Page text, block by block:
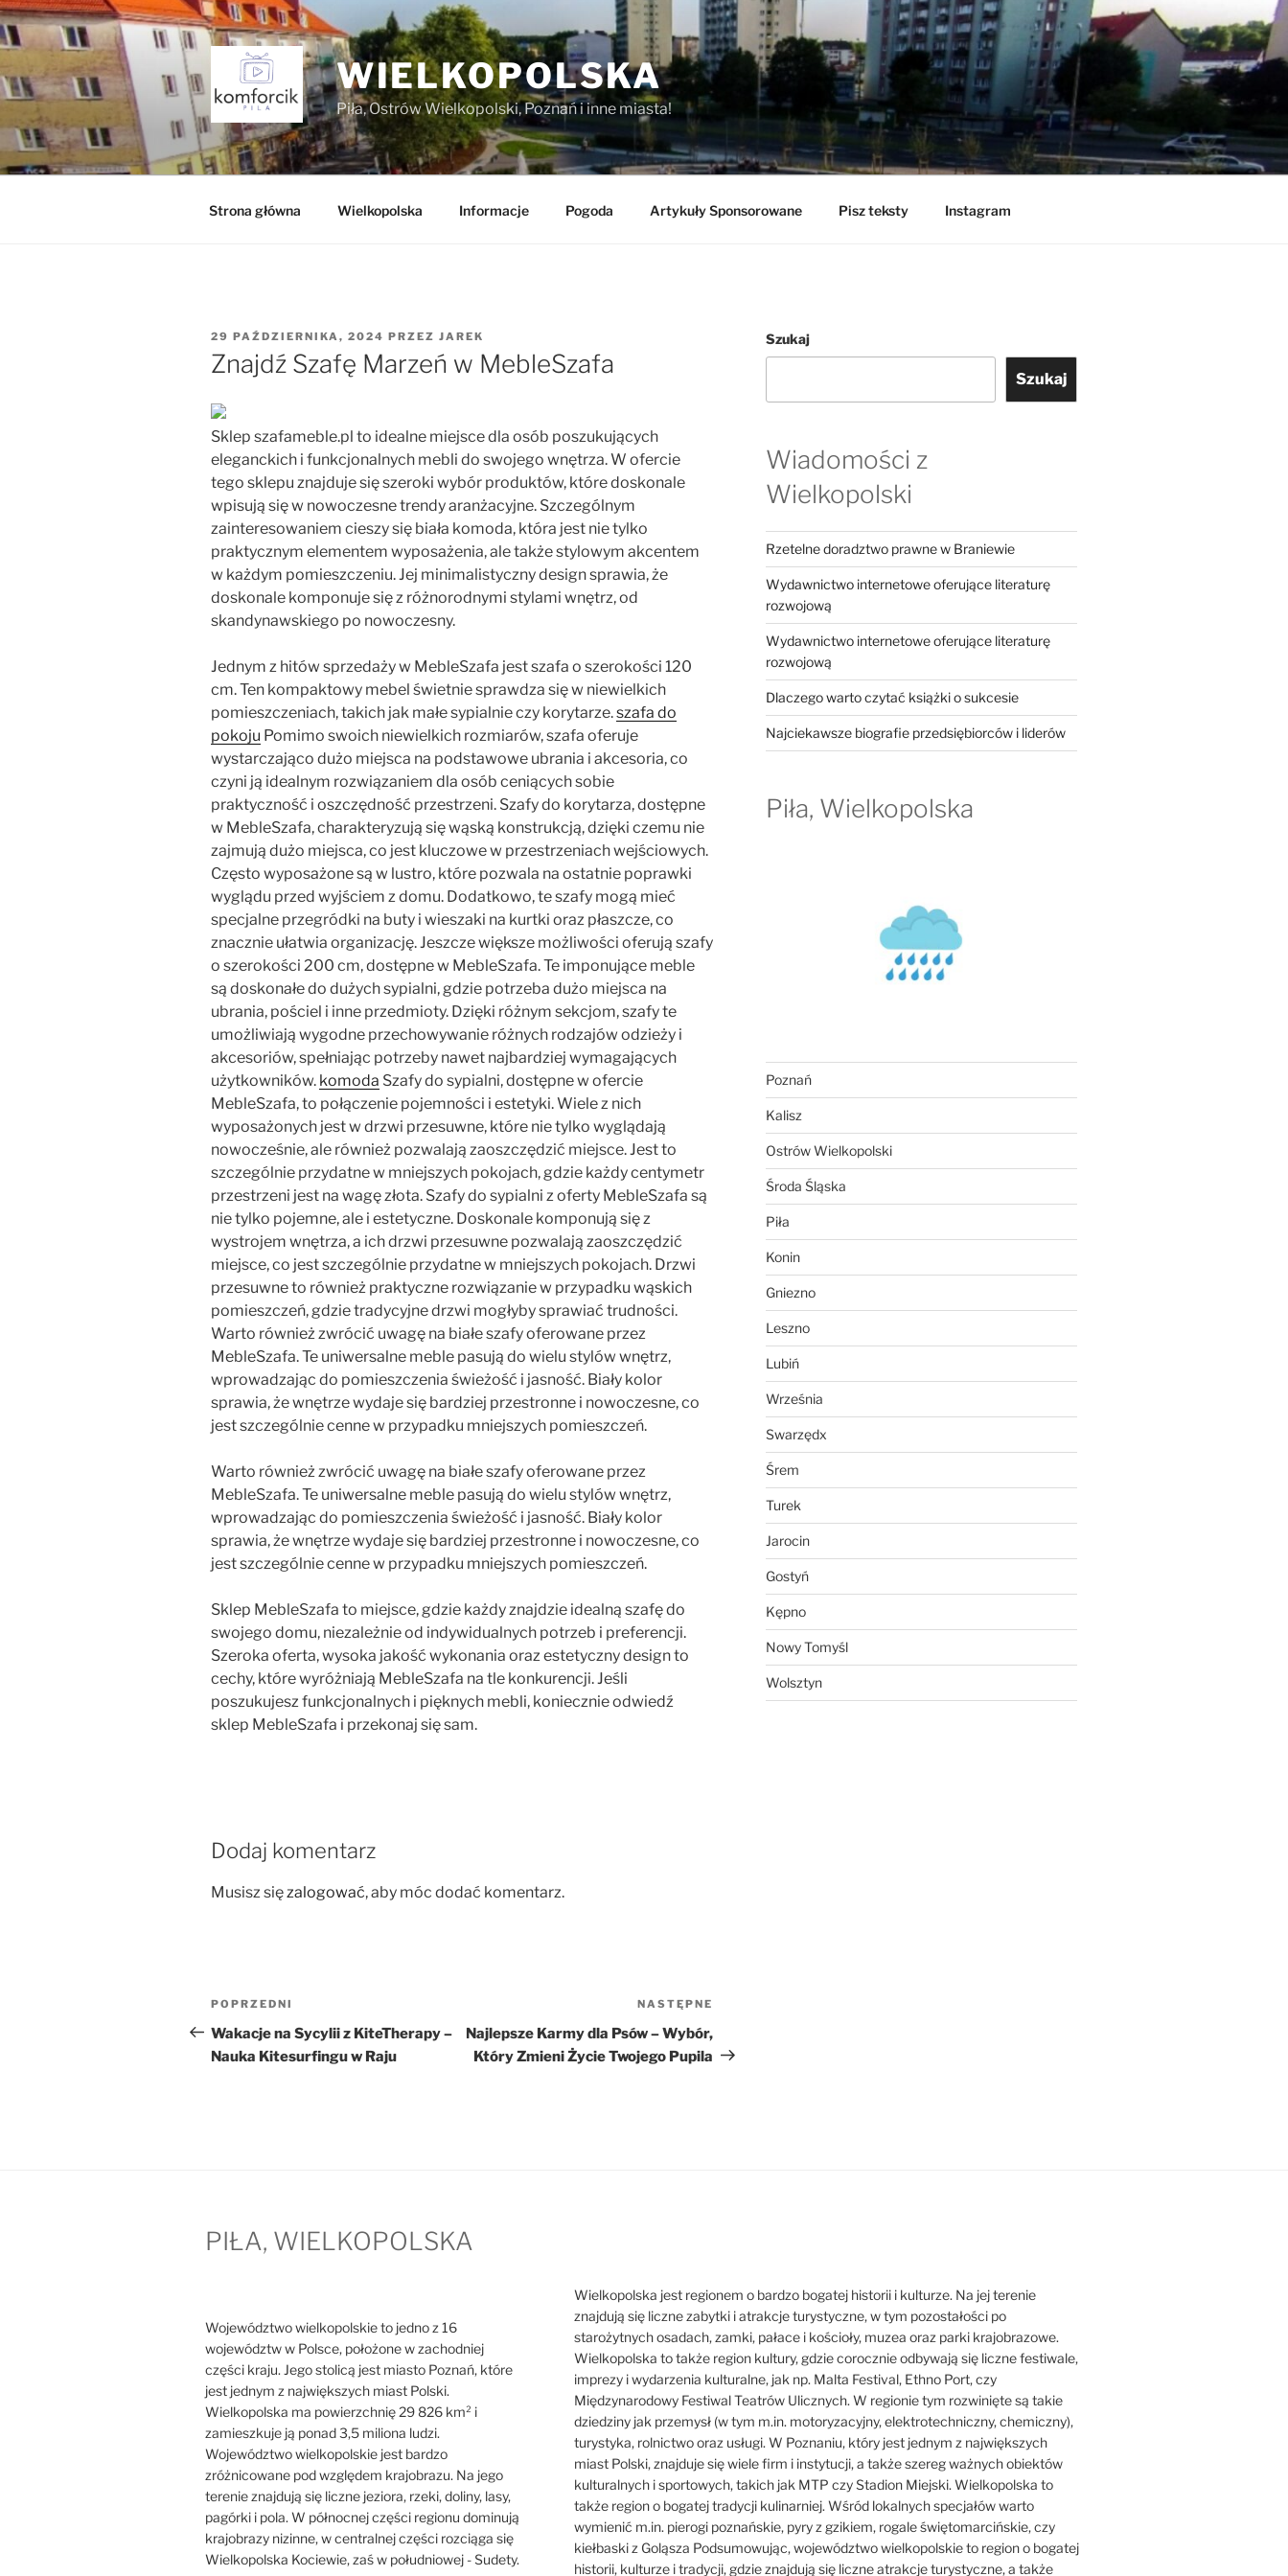
Przejdź
do
treści
WIELKOPOLSKA
Piła, Ostrów Wielkopolski, Poznań i inne miasta!
Strona główna Wielkopolska Informacje Pogoda Artykuły Sponsorowane Pisz teksty Instagram
OPUBLIKOWANE
W
29 PAŹDZIERNIKA, 2024 PRZEZ JAREK
Znajdź Szafę Marzeń w MebleSzafa
Sklep szafameble.pl to idealne miejsce dla osób poszukujących
eleganckich i funkcjonalnych mebli do swojego wnętrza. W ofercie
tego sklepu znajduje się szeroki wybór produktów, które doskonale
wpisują się w nowoczesne trendy aranżacyjne. Szczególnym
zainteresowaniem cieszy się biała komoda, która jest nie tylko
praktycznym elementem wyposażenia, ale także stylowym akcentem
w każdym pomieszczeniu. Jej minimalistyczny design sprawia, że
doskonale komponuje się z różnorodnymi stylami wnętrz, od
skandynawskiego po nowoczesny.
Jednym z hitów sprzedaży w MebleSzafa jest szafa o szerokości 120
cm. Ten kompaktowy mebel świetnie sprawdza się w niewielkich
pomieszczeniach, takich jak małe sypialnie czy korytarze.szafa do
pokoju Pomimo swoich niewielkich rozmiarów, szafa oferuje
wystarczająco dużo miejsca na podstawowe ubrania i akcesoria, co
czyni ją idealnym rozwiązaniem dla osób ceniących sobie
praktyczność i oszczędność przestrzeni. Szafy do korytarza, dostępne
w MebleSzafa, charakteryzują się wąską konstrukcją, dzięki czemu nie
zajmują dużo miejsca, co jest kluczowe w przestrzeniach wejściowych.
Często wyposażone są w lustro, które pozwala na ostatnie poprawki
wyglądu przed wyjściem z domu. Dodatkowo, te szafy mogą mieć
specjalne przegródki na buty i wieszaki na kurtki oraz płaszcze, co
znacznie ułatwia organizację. Jeszcze większe możliwości oferują szafy
o szerokości 200 cm, dostępne w MebleSzafa. Te imponujące meble
są doskonałe do dużych sypialni, gdzie potrzeba dużo miejsca na
ubrania, pościel i inne przedmioty. Dzięki różnym sekcjom, szafy te
umożliwiają wygodne przechowywanie różnych rodzajów odzieży i
akcesoriów, spełniając potrzeby nawet najbardziej wymagających
użytkowników. komoda Szafy do sypialni, dostępne w ofercie
MebleSzafa, to połączenie pojemności i estetyki. Wiele z nich
wyposażonych jest w drzwi przesuwne, które nie tylko wyglądają
nowocześnie, ale również pozwalają zaoszczędzić miejsce. Jest to
szczególnie przydatne w mniejszych pokojach, gdzie każdy centymetr
przestrzeni jest na wagę złota. Szafy do sypialni z oferty MebleSzafa są
nie tylko pojemne, ale i estetyczne. Doskonale komponują się z
wystrojem wnętrza, a ich drzwi przesuwne pozwalają zaoszczędzić
miejsce, co jest szczególnie przydatne w mniejszych pokojach. Drzwi
przesuwne to również praktyczne rozwiązanie w przypadku wąskich
pomieszczeń, gdzie tradycyjne drzwi mogłyby sprawiać trudności.
Warto również zwrócić uwagę na białe szafy oferowane przez
MebleSzafa. Te uniwersalne meble pasują do wielu stylów wnętrz,
wprowadzając do pomieszczenia świeżość i jasność. Biały kolor
sprawia, że wnętrze wydaje się bardziej przestronne i nowoczesne, co
jest szczególnie cenne w przypadku mniejszych pomieszczeń.
Warto również zwrócić uwagę na białe szafy oferowane przez
MebleSzafa. Te uniwersalne meble pasują do wielu stylów wnętrz,
wprowadzając do pomieszczenia świeżość i jasność. Biały kolor
sprawia, że wnętrze wydaje się bardziej przestronne i nowoczesne, co
jest szczególnie cenne w przypadku mniejszych pomieszczeń.
Sklep MebleSzafa to miejsce, gdzie każdy znajdzie idealną szafę do
swojego domu, niezależnie od indywidualnych potrzeb i preferencji.
Szeroka oferta, wysoka jakość wykonania oraz estetyczny design to
cechy, które wyróżniają MebleSzafa na tle konkurencji. Jeśli
poszukujesz funkcjonalnych i pięknych mebli, koniecznie odwiedź
sklep MebleSzafa i przekonaj się sam.
Dodaj komentarz
Musisz sięzalogować, aby móc dodać komentarz.
Nawigacja
wpisu
Poprzedni
wpis
POPRZEDNI
Wakacje na Sycylii z KiteTherapy –
Nauka Kitesurfingu w Raju
NASTĘPNE
Najlepsze Karmy dla Psów – Wybór,
Który Zmieni Życie Twojego Pupila
Szukaj
Szukaj
Wiadomości z
Wielkopolski
Rzetelne doradztwo prawne w Braniewie
Wydawnictwo internetowe oferujące literaturę
rozwojową
Wydawnictwo internetowe oferujące literaturę
rozwojową
Dlaczego warto czytać książki o sukcesie
Najciekawsze biografie przedsiębiorców i liderów
Piła, Wielkopolska
Poznań
Kalisz
Ostrów Wielkopolski
Środa Śląska
Piła
Konin
Gniezno
Leszno
Lubiń
Września
Swarzędx
Śrem
Turek
Jarocin
Gostyń
Kępno
Nowy Tomyśl
Wolsztyn
PIŁA, WIELKOPOLSKA
Województwo wielkopolskie to jedno z 16
województw w Polsce, położone w zachodniej
części kraju. Jego stolicą jest miasto Poznań, które
jest jednym z największych miast Polski.
Wielkopolska ma powierzchnię 29 826 km² i
zamieszkuje ją ponad 3,5 miliona ludzi.
Województwo wielkopolskie jest bardzo
zróżnicowane pod względem krajobrazu. Na jego
terenie znajdują się liczne jeziora, rzeki, doliny, lasy,
pagórki i pola. W północnej części regionu dominują
krajobrazy nizinne, w centralnej części rozciąga się
Wielkopolska Kociewie, zaś w południowej - Sudety.
Wielkopolska jest regionem o bardzo bogatej historii i kulturze. Na jej terenie
znajdują się liczne zabytki i atrakcje turystyczne, w tym pozostałości po
starożytnych osadach, zamki, pałace i kościoły, muzea oraz parki krajobrazowe.
Wielkopolska to także region kultury, gdzie corocznie odbywają się liczne festiwale,
imprezy i wydarzenia kulturalne, jak np. Malta Festival, Ethno Port, czy
Międzynarodowy Festiwal Teatrów Ulicznych. W regionie tym rozwinięte są takie
dziedziny jak przemysł (w tym m.in. motoryzacyjny, elektrotechniczny, chemiczny),
turystyka, rolnictwo oraz usługi. W Poznaniu, który jest jednym z największych
miast Polski, znajduje się wiele firm i instytucji, a także szereg ważnych obiektów
kulturalnych i sportowych, takich jak MTP czy Stadion Miejski. Wielkopolska to
także region o bogatej tradycji kulinarniej. Wśród lokalnych specjałów warto
wymienić m.in. pierogi poznańskie, pyry z gzikiem, rogale świętomarcińskie, czy
kiełbaski z Goląsza Podsumowując, województwo wielkopolskie to region o bogatej
historii, kulturze i tradycji, gdzie znajdują się liczne atrakcje turystyczne, a także